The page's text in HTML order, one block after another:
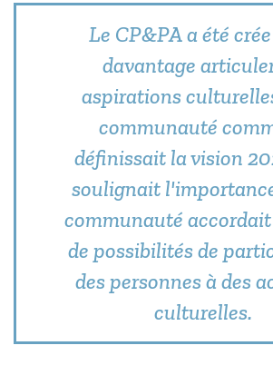
Le CP&PA a été
davantage
aspirations
communauté
définissait la vision
soulignait
communauté
de possibilités de
des personnes à des
culturelles.